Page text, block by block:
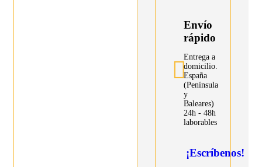
Envío
rápido
Entrega a
domicilio.
España
(Península
y
Baleares)
24h - 48h
laborables
¡Escríbenos!